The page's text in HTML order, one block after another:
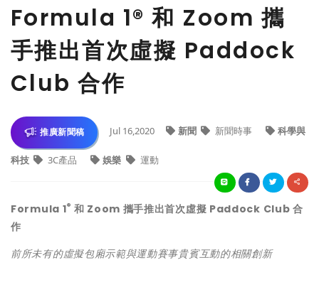
Formula 1® 和 Zoom 攜
手推出首次虛擬 Paddock
Club 合作
推廣新聞稿 Jul 16,2020 新聞 新聞時事 科學與
科技 3C產品 娛樂 運動
Formula 1® 和 Zoom 攜手推出首次虛擬 Paddock Club 合
作
前所未有的虛擬包廂示範與運動賽事貴賓互動的相關創新